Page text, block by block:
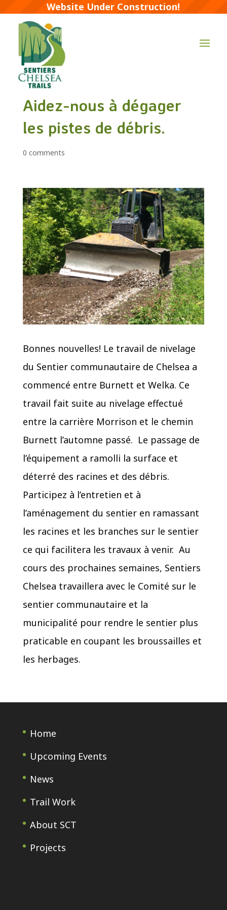
Website Under Construction!
Aidez-nous à dégager
les pistes de débris.
0 comments
Bonnes nouvelles! Le travail de nivelage
du Sentier communautaire de Chelsea a
commencé entre Burnett et Welka. Ce
travail fait suite au nivelage effectué
entre la carrière Morrison et le chemin
Burnett l’automne passé. Le passage de
l’équipement a ramolli la surface et
déterré des racines et des débris.
Participez à l’entretien et à
l’aménagement du sentier en ramassant
les racines et les branches sur le sentier
ce qui facilitera les travaux à venir. Au
cours des prochaines semaines, Sentiers
Chelsea travaillera avec le Comité sur le
sentier communautaire et la
municipalité pour rendre le sentier plus
praticable en coupant les broussailles et
les herbages.
Home
Upcoming Events
News
Trail Work
About SCT
Projects